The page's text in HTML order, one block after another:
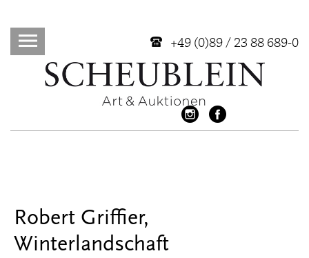
+49 (0)89 / 23 88 689-0
Robert Griffier,
Winterlandschaft